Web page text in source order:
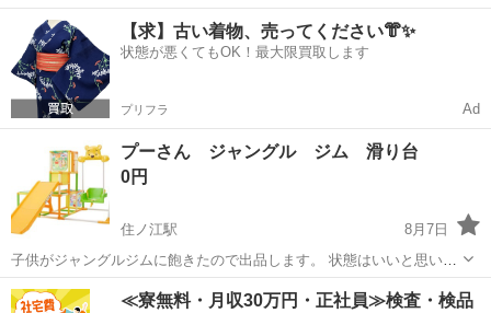
聞きます。 無理やと思って聞いてみてください！ 声かけお待ちしてま
す。 よろしくお願いします。 支払いも直接でお願いします。 後返品
などは受け付けておりません...
大阪 住道駅 カードゲーム デッキ
【求】古い着物、売ってください👘✨
状態が悪くてもOK！最大限買取します
プリフラ Ad
プーさん ジャングル ジム 滑り台
0円
住ノ江駅
8月7日
子供がジャングルジムに飽きたので出品します。 状態はいいと思いま
す。 プーさんの垂れ幕？は欠品してますが、鉄棒・ブランコ・滑り台
は現役でまだまだ遊べます。 取りに来てくれる方にお譲りします。
大阪 大阪市 住ノ江駅 おもちゃ 滑り台
≪寮無料・月収30万円・正社員≫検査・検品